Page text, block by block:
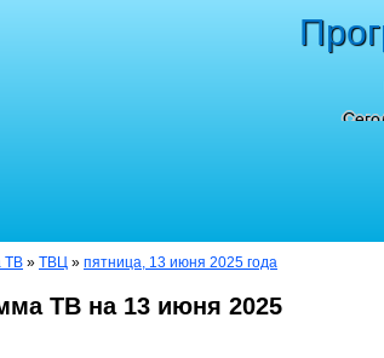
ТВ » ТВЦ » пятница, 13 июня 2025 года
ТВ на 13 июня 2025